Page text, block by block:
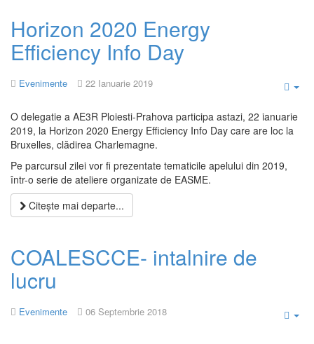
Horizon 2020 Energy
Efficiency Info Day
Evenimente 22 Ianuarie 2019
O delegatie a AE3R Ploiesti-Prahova participa astazi, 22 ianuarie
2019, la Horizon 2020 Energy Efficiency Info Day care are loc la
Bruxelles, clădirea Charlemagne.
Pe parcursul zilei vor fi prezentate tematicile apelului din 2019,
într-o serie de ateliere organizate de EASME.
Citește mai departe...
COALESCCE- intalnire de
lucru
Evenimente 06 Septembrie 2018